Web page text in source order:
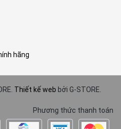
hãng
Thiết kế web bởi G-STORE.
Phương thức thanh toán